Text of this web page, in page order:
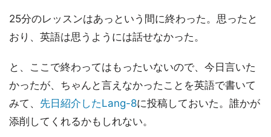
25分のレッスンはあっという間に終わった。思ったと
おり、英語は思うようには話せなかった。
と、ここで終わってはもったいないので、今日言いた
かったが、ちゃんと言えなかったことを英語で書いて
みて、 先日紹介したLang-8に投稿しておいた。誰かが
添削してくれるかもしれない。